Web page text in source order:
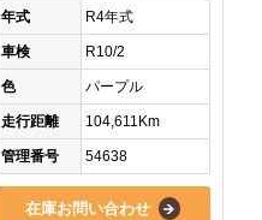
年式 R4年式
車検 R10/2
色 パープル
走行距離 104,611Km
管理番号 54638
在庫お問い合わせ